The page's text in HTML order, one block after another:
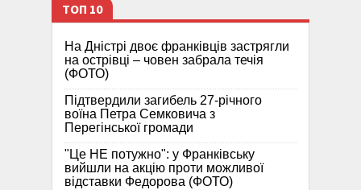
ТОП 10
На Дністрі двоє франківців застрягли
на острівці – човен забрала течія
(ФОТО)
Підтвердили загибель 27-річного
воїна Петра Семковича з
Перегінської громади
"Це НЕ потужно": у Франківську
вийшли на акцію проти можливої
відставки Федорова (ФОТО)